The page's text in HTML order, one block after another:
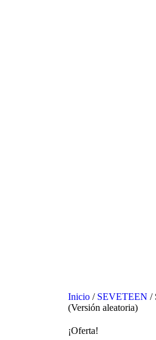
Inicio / SEVETEEN /
(Versión aleatoria)
¡Oferta!